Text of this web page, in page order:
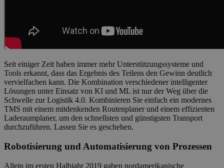
Seit einiger Zeit haben immer mehr Unterstützungssysteme und
Tools erkannt, dass das Ergebnis des Teilens den Gewinn deutlich
vervielfachen kann. Die Kombination verschiedener intelligenter
Lösungen unter Einsatz von KI und ML ist nur der Weg über die
Schwelle zur Logistik 4.0. Kombinieren Sie einfach ein modernes
TMS mit einem mitdenkenden Routenplaner und einem effizienten
Laderaumplaner, um den schnellsten und günstigsten Transport
durchzuführen. Lassen Sie es geschehen.
Robotisierung und Automatisierung von Prozessen
Allein im ersten Halbjahr 2019 gaben nordamerikanische